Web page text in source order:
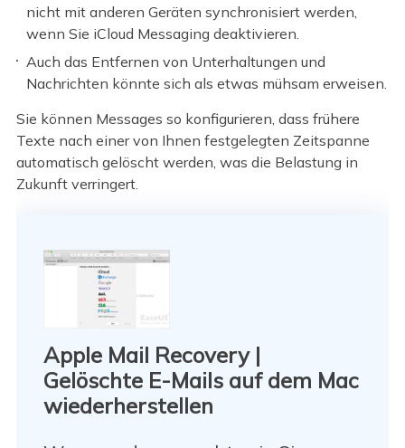
nicht mit anderen Geräten synchronisiert werden,
wenn Sie iCloud Messaging deaktivieren.
Auch das Entfernen von Unterhaltungen und
Nachrichten könnte sich als etwas mühsam erweisen.
Sie können Messages so konfigurieren, dass frühere
Texte nach einer von Ihnen festgelegten Zeitspanne
automatisch gelöscht werden, was die Belastung in
Zukunft verringert.
Apple Mail Recovery |
Gelöschte E-Mails auf dem Mac
wiederherstellen